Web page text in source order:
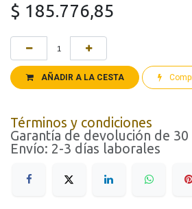
$ 185.776,85
AÑADIR A LA CESTA
Términos y condiciones
Garantía de devolución de 30
Envío: 2-3 días laborales